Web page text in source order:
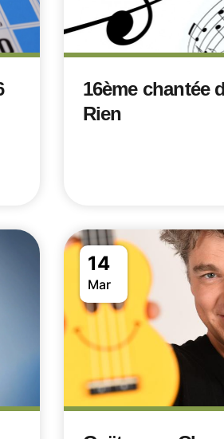
16ème chantée
Rien
14
Mar